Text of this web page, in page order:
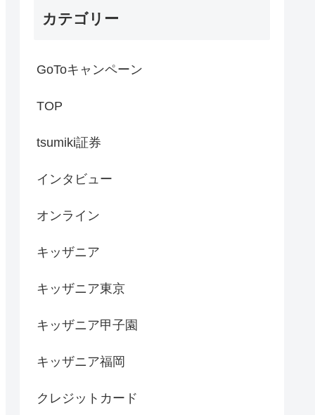
カテゴリー
GoToキャンペーン
TOP
tsumiki証券
インタビュー
オンライン
キッザニア
キッザニア東京
キッザニア甲子園
キッザニア福岡
クレジットカード